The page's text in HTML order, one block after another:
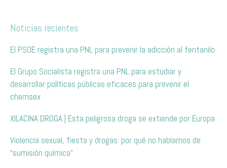
Noticias recientes
El PSOE registra una PNL para prevenir la adicción al fentanilo
El Grupo Socialista registra una PNL para estudiar y
desarrollar políticas públicas eficaces para prevenir el
chemsex
XILACINA DROGA | Esta peligrosa droga se extiende por Europa
Violencia sexual, fiesta y drogas: por qué no hablamos de
“sumisión química”